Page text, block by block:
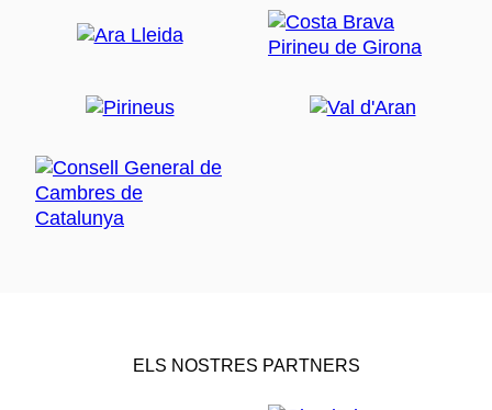
ELS NOSTRES PARTNERS